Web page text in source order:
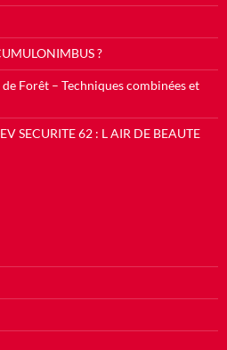
?
Forêt – Techniques combinées et
SECURITE 62 : L AIR DE BEAUTE